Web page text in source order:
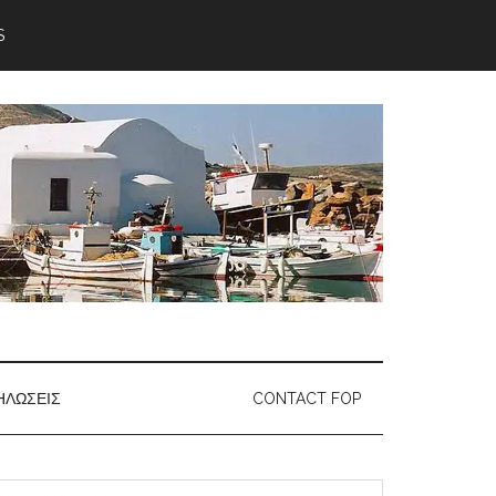
CONTACT FOP